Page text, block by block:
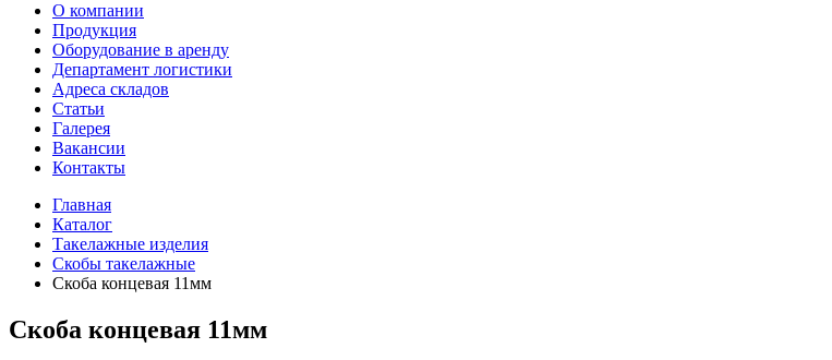
О компании
Продукция
Оборудование в аренду
Департамент логистики
Адреса складов
Статьи
Галерея
Вакансии
Контакты
Главная
Каталог
Такелажные изделия
Скобы такелажные
Скоба концевая 11мм
Скоба концевая 11мм